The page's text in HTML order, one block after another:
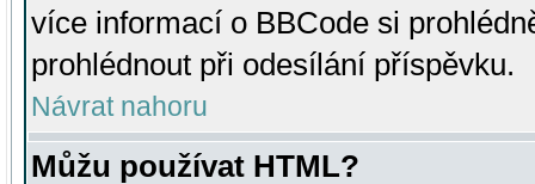
více informací o BBCode si
prohlédnout při odesílání příspěvku.
Návrat nahoru
Můžu používat HTML?